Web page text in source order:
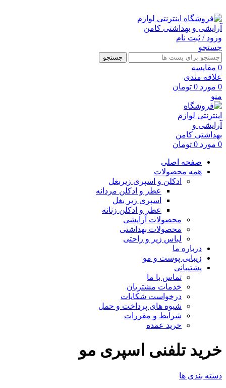
ورود / ثبت نام
جستجو
جستجو
0 مقايسه
علاقه مندی
0 مورد 0 تومان
منو
0 مورد 0 تومان
صفحه اصلی
همه محصولات
ادکلن و اسپری زیربغل
عطر و ادکلن مردانه
اسپری زیر بغل
عطر و ادکلن زنانه
محصولات آرایشی
محصولات بهداشتی
لباس زیر و راحتی
درباره ما
زیبایی پوست و مو
پشتیبانی
تماس با ما
خدمات مشتریان
درخواست شکایات
شیوه های پرداخت و حمل
شرایط و مقررات
خرید عمده
خرید تلفنی اسپری مو
دسته بندی ها